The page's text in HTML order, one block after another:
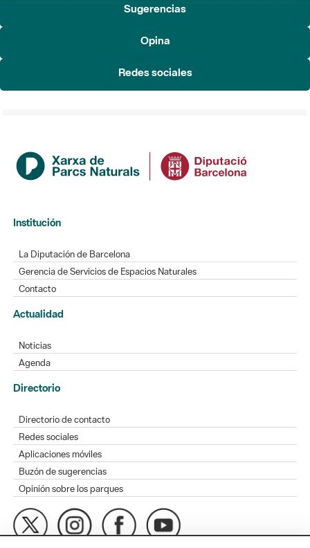
Sugerencias
Opina
Redes sociales
Institución
La Diputación de Barcelona
Gerencia de Servicios de Espacios Naturales
Contacto
Actualidad
Noticias
Agenda
Directorio
Directorio de contacto
Redes sociales
Aplicaciones móviles
Buzón de sugerencias
Opinión sobre los parques